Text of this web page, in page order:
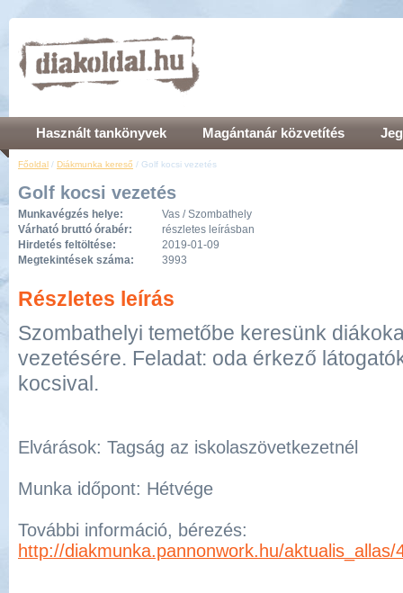
Használt tankönyvek Magántanár közvetítés
Főoldal / Diákmunka kereső / Golf kocsi vezetés
Golf kocsi vezetés
Munkavégzés helye:
Vas / Szombathely
Várható bruttó órabér:
részletes leírásban
Hirdetés feltöltése:
2019-01-09
Megtekintések száma:
3993
Részletes leírás
Szombathelyi temetőbe keresünk
vezetésére. Feladat: oda érkező
kocsival.
Elvárások: Tagság az iskolaszövetkezetnél
Munka időpont: Hétvége
További információ, bérezés:
http://diakmunka.pannonwork.hu/aktualis_allas/